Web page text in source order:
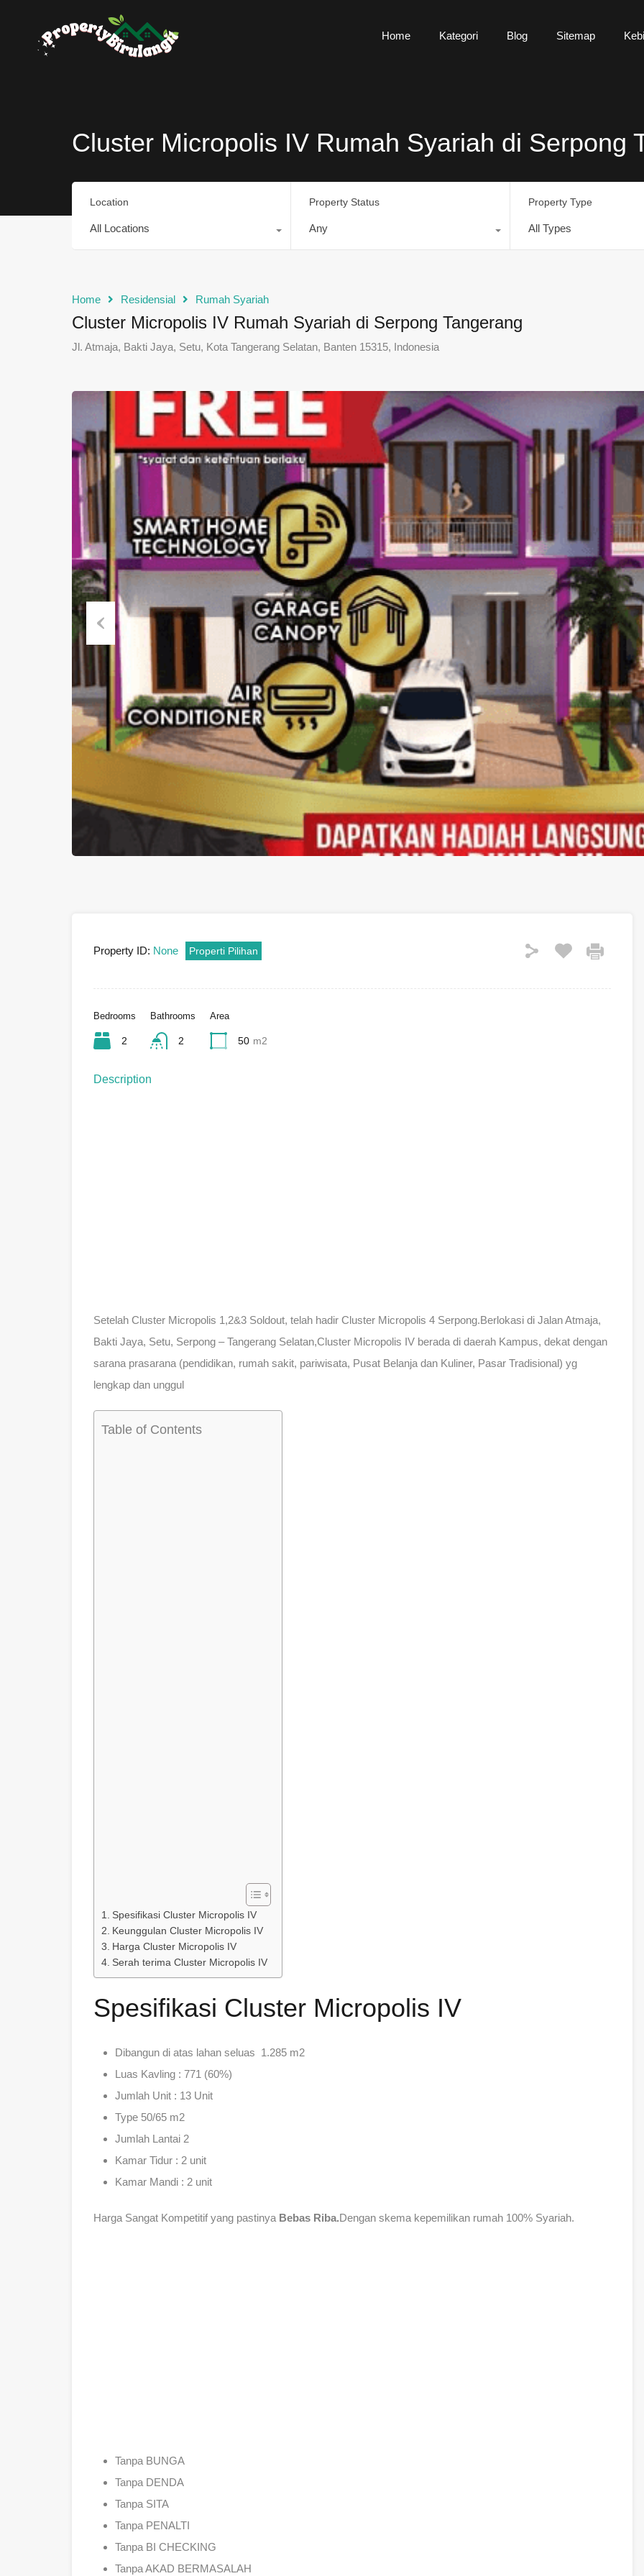
Home Kategori Blog Sitemap
Cluster Micropolis IV Rumah Syariah di Serpong
Location
All Locations
Property Status
Any
Property Type
All Types
Home Residensial Rumah Syariah
Cluster Micropolis IV Rumah Syariah di Serpong Tangerang
Jl. Atmaja, Bakti Jaya, Setu, Kota Tangerang Selatan, Banten 15315, Indonesia
Previous
Property ID: None Properti Pilihan
Bedrooms
2
Bathrooms
2
Area
50 m2
Description
Setelah Cluster Micropolis 1,2&3 Soldout, telah hadir Cluster Micropolis 4 Serpong.Berlokasi di Jalan Atmaja,
Bakti Jaya, Setu, Serpong – Tangerang Selatan,Cluster Micropolis IV berada di daerah Kampus, dekat dengan
sarana prasarana (pendidikan, rumah sakit, pariwisata, Pusat Belanja dan Kuliner, Pasar Tradisional) yg
lengkap dan unggul
Table of Contents
Spesifikasi Cluster Micropolis IV
Keunggulan Cluster Micropolis IV
Harga Cluster Micropolis IV
Serah terima Cluster Micropolis IV
Spesifikasi Cluster Micropolis IV
Dibangun di atas lahan seluas 1.285 m2
Luas Kavling : 771 (60%)
Jumlah Unit : 13 Unit
Type 50/65 m2
Jumlah Lantai 2
Kamar Tidur : 2 unit
Kamar Mandi : 2 unit
Harga Sangat Kompetitif yang pastinya Bebas Riba.Dengan skema kepemilikan rumah 100% Syariah.
Tanpa BUNGA
Tanpa DENDA
Tanpa SITA
Tanpa PENALTI
Tanpa BI CHECKING
Tanpa AKAD BERMASALAH